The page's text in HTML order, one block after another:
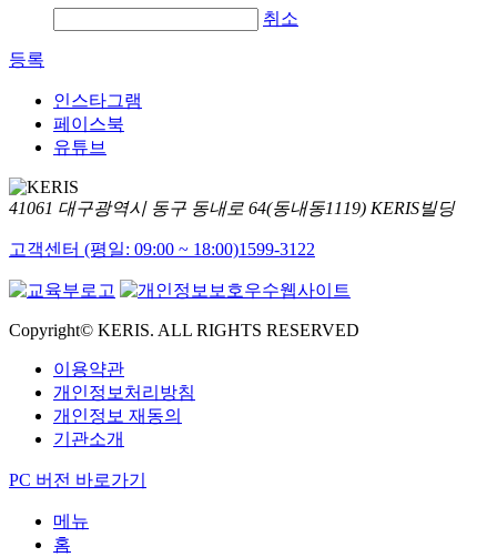
취소
등록
인스타그램
페이스북
유튜브
41061 대구광역시 동구 동내로 64(동내동1119) KERIS빌딩
고객센터 (평일: 09:00 ~ 18:00)1599-3122
Copyright© KERIS. ALL RIGHTS RESERVED
이용약관
개인정보처리방침
개인정보 재동의
기관소개
PC 버전 바로가기
메뉴
홈